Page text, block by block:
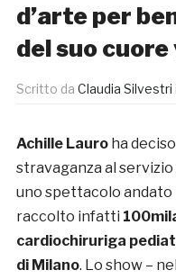
d’arte per
del suo
Scritto da Claudia Silvestri
Achille Lauroha
stravaganza al servizio
uno spettacolo andato
raccolto infatti
cardiochiruriga
di Milano. Lo show –